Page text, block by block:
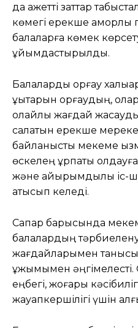
да қажетті заттар
көмегі ерекше қамқорлық
балаларға көмек
ұйымдастырылды.
Балаларды қорғау
құқықтарын қорғаудың,
қолайлы жағдай
салатын ерекше
байланысты мекеме
өскелең ұрпақты
және қайырымдылық іс-
қатысып келеді.
Сапар барысында
балалардың
жағдайларымен
ұжымымен әңгімелесті.
еңбегі, жоғары
жауапкершілігі үшін